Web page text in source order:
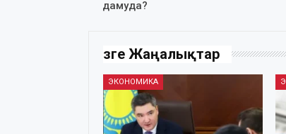
дамуда?
Өзге Жаңалықтар
ЭКОНОМИКА